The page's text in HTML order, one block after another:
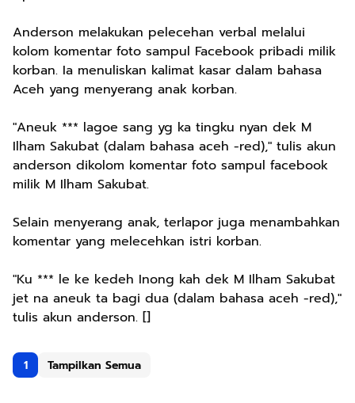
​Anderson melakukan pelecehan verbal melalui
kolom komentar foto sampul Facebook pribadi milik
korban. Ia menuliskan kalimat kasar dalam bahasa
Aceh yang menyerang anak korban.
​"Aneuk *** lagoe sang yg ka tingku nyan dek M
Ilham Sakubat (dalam bahasa aceh -red)," tulis akun
anderson dikolom komentar foto sampul facebook
milik M Ilham Sakubat.
​Selain menyerang anak, terlapor juga menambahkan
komentar yang melecehkan istri korban.
​"Ku *** le ke kedeh Inong kah dek M Ilham Sakubat
jet na aneuk ta bagi dua (dalam bahasa aceh -red),"
tulis akun anderson. []
1 Tampilkan Semua